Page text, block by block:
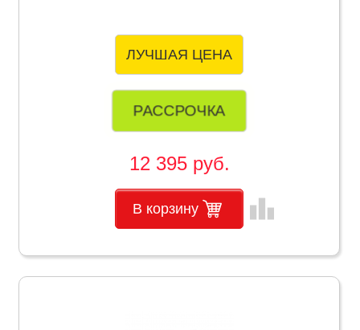
ЛУЧШАЯ ЦЕНА
РАССРОЧКА
12 395 руб.
В корзину leaderboard